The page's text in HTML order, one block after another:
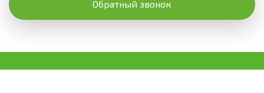
Обратный звонок